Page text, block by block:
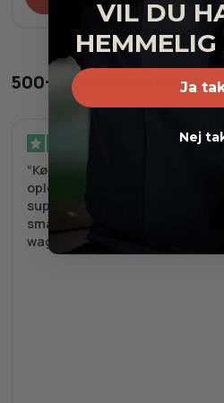
500+ tilfredse kunder
Verificeret
Købte en value box, wagyu
oplevelse, de smukkeste
super lækker stegeskrope.
smag. Hvis jeg kunne havde
wagyupusher hver dag. WAOW!
VIL DU
Ja
Nej